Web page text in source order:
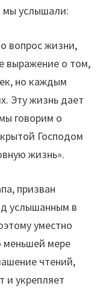
мы услышали:
вопрос жизни,
выражение о том,
но каждым
Эту жизнь дает
говорим о
Господом
жизнь».
призван
услышанным в
уместно
меньшей мере
чтений,
и укрепляет